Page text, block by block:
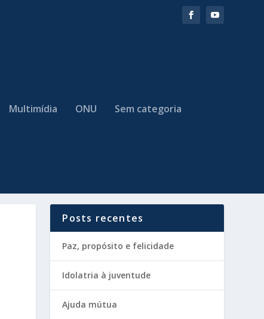
Multimídia ONU Sem categoria
Posts recentes
Paz, propósito e felicidade
Idolatria à juventude
Ajuda mútua